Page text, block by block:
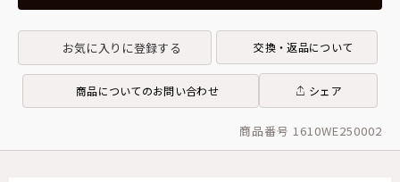
お気に入りに登録する 交換・返品について
商品についてのお問い合わせ シェア
商品番号 1610WE250002